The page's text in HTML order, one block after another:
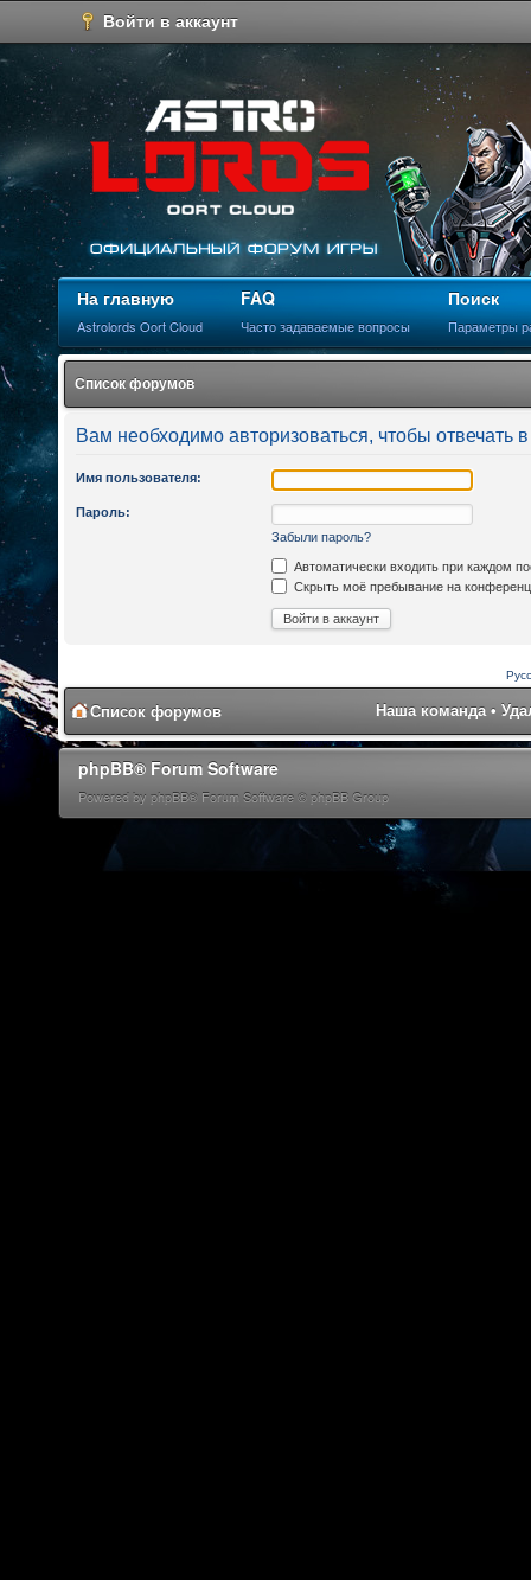
Войти в аккаунт
На главную
Astrolords Oort Cloud
FAQ
Часто задаваемые вопросы
Поиск
Параметры
Список форумов
Вам необходимо авторизоваться, чтобы отвечать
Имя пользователя:
Пароль:
Забыли пароль?
Автоматически входить при каждом
Скрыть моё пребывание на
Список форумов Наша команда•
phpBB® Forum Software
Powered by phpBB® Forum Software © phpBB Group